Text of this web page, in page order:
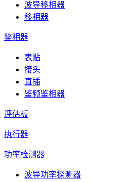
波导移相器
移相器
鉴相器
表贴
接头
直插
鉴频鉴相器
评估板
执行器
功率检测器
波导功率探测器